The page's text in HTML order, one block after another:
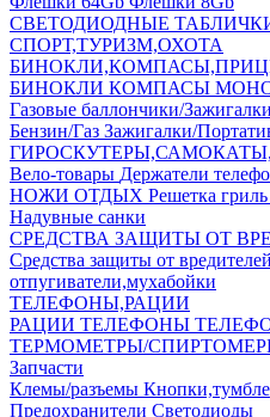
СВЕТОДИОДНЫЕ
СПОРТ,ТУРИЗМ,ОХОТА
БИНОКЛИ КОМПАСЫ
Газовые баллончики/Зажигалки
Бензин/Газ Зажигалки/
Вело-товары Держатели
НОЖИ ОТДЫХ Решетка гриль
Надувные санки
СРЕДСТВА ЗАЩИТЫ ОТ
Средства защиты от
отпугиватели,мухабойки
ТЕЛЕФОНЫ,РАЦИИ
РАЦИИ ТЕЛЕФОНЫ
ТЕРМОМЕТРЫ/
Запчасти
Клемы/разъемы
Предохранители Светодиоды